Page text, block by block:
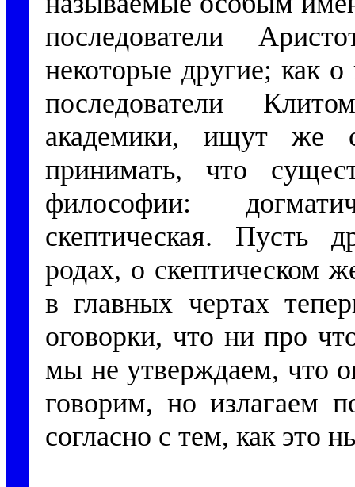
последователи
некоторые другие; как
последователи
академики, ищут же
принимать, что
философии:
скептическая. Пусть
родах, о скептическом
в главных чертах
оговорки, что ни про
мы не утверждаем, что
говорим, но излагаем
согласно с тем, как это